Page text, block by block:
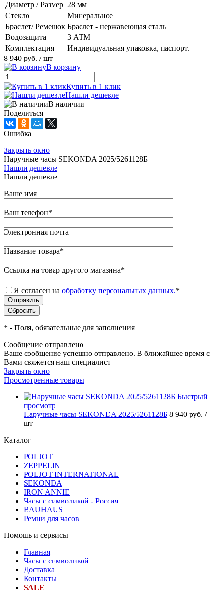
Диаметр / Размер 28 мм
Стекло
Минеральное
Браслет/ Ремешок Браслет - нержавеющая сталь
Водозащита
3 АТМ
Комплектация
Индивидуальная упаковка, паспорт.
8 940 руб. / шт
В корзину
Купить в 1 клик
Нашли дешевле
В наличии
Поделиться
Ошибка
Закрыть окно
Наручные часы SEKONDA 2025/5261128Б
Нашли дешевле
Нашли дешевле
Ваше имя
Ваш телефон*
Электронная почта
Название товара*
Ссылка на товар другого магазина*
Я согласен на обработку персональных данных.*
* - Поля, обязательные для заполнения
Сообщение отправлено
Ваше сообщение успешно отправлено. В ближайшее время с
Вами свяжется наш специалист
Закрыть окно
Просмотренные товары
Быстрый
просмотр
Наручные часы SEKONDA 2025/5261128Б 8 940 руб. /
шт
Каталог
POLJOT
ZEPPELIN
POLJOT INTERNATIONAL
SEKONDA
IRON ANNIE
Часы с символикой - Россия
BAUHAUS
Ремни для часов
Помощь и сервисы
Главная
Часы с символикой
Доставка
Контакты
SALE